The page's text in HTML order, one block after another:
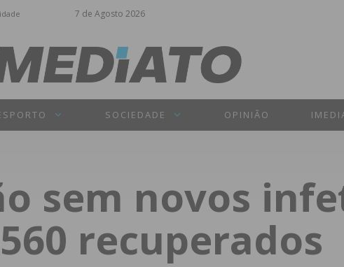
7 de Agosto 2026
SOCIEDADE OPINIÃO
sem novos
recuperados